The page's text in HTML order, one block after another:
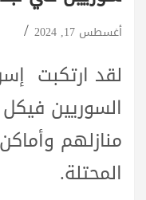
أغسطس 17, 2024
لقد ارتكبت
السوريين فيكل
منازلهم
المحتلة.